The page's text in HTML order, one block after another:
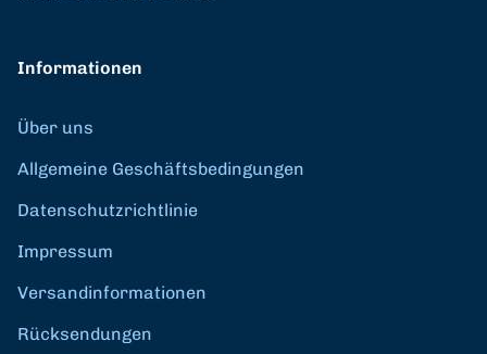
Informationen
Über uns
Allgemeine Geschäftsbedingungen
Datenschutzrichtlinie
Impressum
Versandinformationen
Rücksendungen